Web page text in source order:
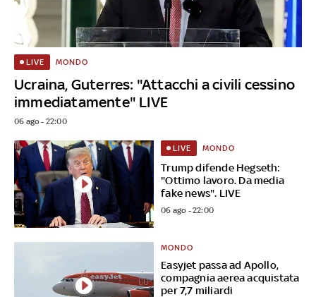
Ucraina, Guterres: "Attacchi a civili cessino
immediatamente" LIVE
LIVE MONDO
06 ago - 22:00
Trump difende Hegseth:
"Ottimo lavoro. Da media
fake news". LIVE
LIVE MONDO
06 ago - 22:00
Easyjet passa ad Apollo,
compagnia aerea acquistata
per 7,7 miliardi
MONDO